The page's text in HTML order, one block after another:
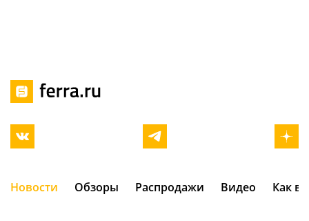
Новости Обзоры Распродажи Видео Как